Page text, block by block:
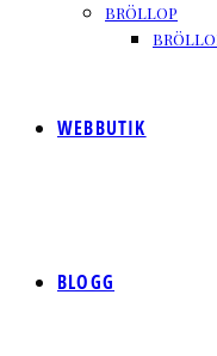
BRÖLLOP
WEBBUTIK
BLOGG